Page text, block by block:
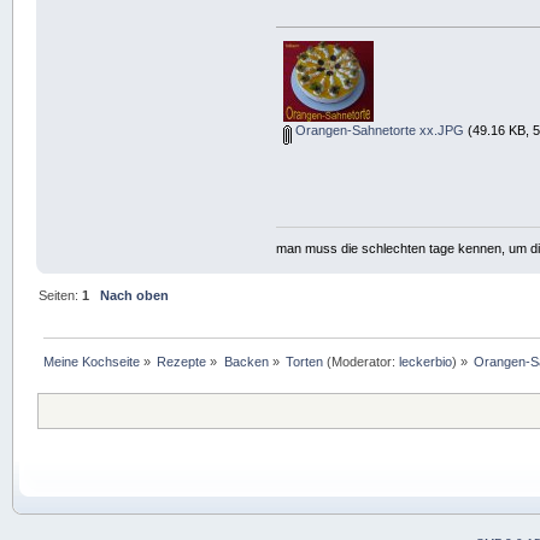
Orangen-Sahnetorte xx.JPG (49.16 KB,
man muss die schlechten tage kennen, um
Seiten:1 Nach oben
Meine Kochseite » Rezepte » Backen» Torten (Moderator: leckerbio) » Orangen-